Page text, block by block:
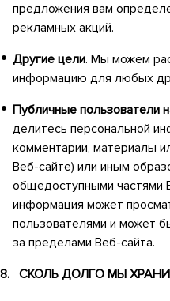
предложения вам
рекламных акций.
Другие цели. Мы можем
информацию для любых
Публичные пользователи
делитесь персональной
комментарии, материалы
Веб-сайте) или иным
общедоступными частями
информация может
пользователями и может
за пределами Веб-сайта.
8. СКОЛЬ ДОЛГО МЫ